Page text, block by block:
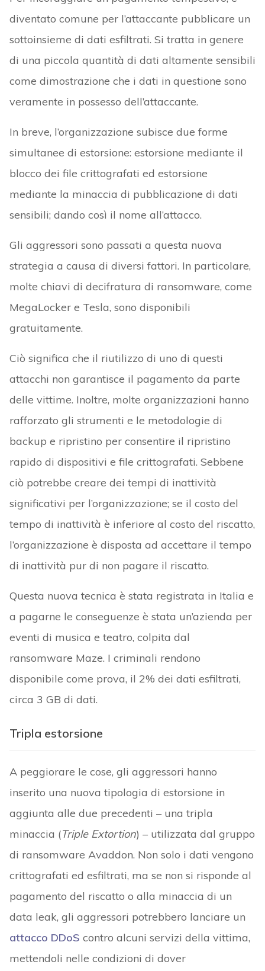
diventato comune per l’attaccante pubblicare un
sottoinsieme di dati esfiltrati. Si tratta in genere
di una piccola quantità di dati altamente sensibili
come dimostrazione che i dati in questione sono
veramente in possesso dell’attaccante.
In breve, l’organizzazione subisce due forme
simultanee di estorsione: estorsione mediante il
blocco dei file crittografati ed estorsione
mediante la minaccia di pubblicazione di dati
sensibili; dando così il nome all’attacco.
Gli aggressori sono passati a questa nuova
strategia a causa di diversi fattori. In particolare,
molte chiavi di decifratura di ransomware, come
MegaLocker e Tesla, sono disponibili
gratuitamente.
Ciò significa che il riutilizzo di uno di questi
attacchi non garantisce il pagamento da parte
delle vittime. Inoltre, molte organizzazioni hanno
rafforzato gli strumenti e le metodologie di
backup e ripristino per consentire il ripristino
rapido di dispositivi e file crittografati. Sebbene
ciò potrebbe creare dei tempi di inattività
significativi per l’organizzazione; se il costo del
tempo di inattività è inferiore al costo del riscatto,
l’organizzazione è disposta ad accettare il tempo
di inattività pur di non pagare il riscatto.
Questa nuova tecnica è stata registrata in Italia e
a pagarne le conseguenze è stata un’azienda per
eventi di musica e teatro, colpita dal
ransomware Maze. I criminali rendono
disponibile come prova, il 2% dei dati esfiltrati,
circa 3 GB di dati.
Tripla estorsione
A peggiorare le cose, gli aggressori hanno
inserito una nuova tipologia di estorsione in
aggiunta alle due precedenti – una tripla
minaccia (Triple Extortion) – utilizzata dal gruppo
di ransomware Avaddon. Non solo i dati vengono
crittografati ed esfiltrati, ma se non si risponde al
pagamento del riscatto o alla minaccia di un
data leak, gli aggressori potrebbero lanciare un
attacco DDoS contro alcuni servizi della vittima,
mettendoli nelle condizioni di dover